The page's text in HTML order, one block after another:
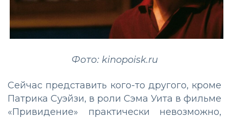
Фото: kinopoisk.ru
Сейчас представить кого-то другого, кроме
Патрика Суэйзи, в роли Сэма Уита в фильме
«Привидение» практически невозможно,